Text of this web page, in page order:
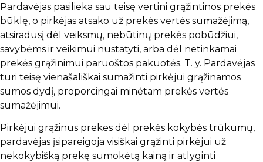
Pardavėjas pasilieka sau teisę vertini grąžintinos prekės
būklę, o pirkėjas atsako už prekės vertės sumažėjimą,
atsiradusį dėl veiksmų, nebūtinų prekės pobūdžiui,
savybėms ir veikimui nustatyti, arba dėl netinkamai
prekės grąžinimui paruoštos pakuotės. T. y. Pardavėjas
turi teisę vienašališkai sumažinti pirkėjui grąžinamos
sumos dydį, proporcingai minėtam prekės vertės
sumažėjimui.
Pirkėjui grąžinus prekes dėl prekės kokybės trūkumų,
pardavėjas įsipareigoja visiškai grąžinti pirkėjui už
nekokybišką prekę sumokėtą kainą ir atlyginti